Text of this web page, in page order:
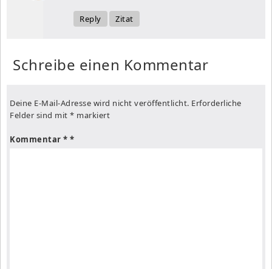
Reply Zitat
Schreibe einen Kommentar
Deine E-Mail-Adresse wird nicht veröffentlicht. Erforderliche
Felder sind mit * markiert
Kommentar *